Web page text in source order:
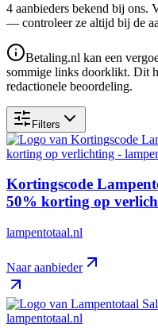
4 aanbieders bekend bij ons.
— controleer ze altijd bij de
Betaling.nl kan een
sommige links doorklikt. Dit
redactionele beoordeling.
Filters
Kortingscode
50% korting op
lampentotaal.nl
Naar aanbieder